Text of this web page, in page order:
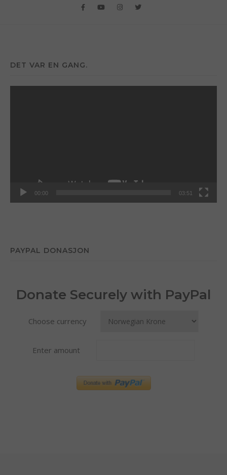
DET VAR EN GANG.
00:00 03:51
PAYPAL DONASJON
Donate Securely with PayPal
Choose currency
Enter amount